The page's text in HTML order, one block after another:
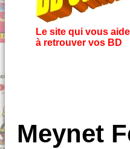
Le site qui vous aide
à retrouver vos BD
Meynet